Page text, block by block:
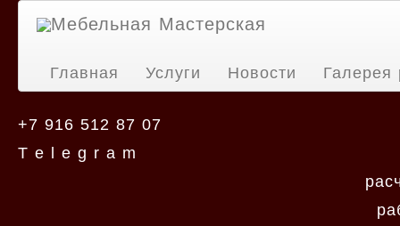
Мебельная Мастерская
Главная Услуги Новости Галерея
+7 916 512 87 07
T e l e g r a m